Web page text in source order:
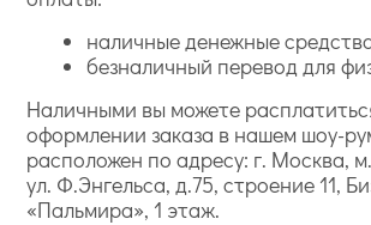
наличные денежные
безналичный перевод для
Наличными вы можете
оформлении заказа в нашем шоу-
расположен по адресу: г. Москва,
ул. Ф.Энгельса, д.75, строение 11,
«Пальмира», 1 этаж.